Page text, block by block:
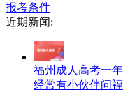
报考条件
近期新闻:
福州成人高考一
经常有小伙伴问